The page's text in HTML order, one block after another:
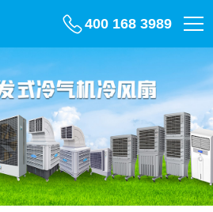
400 168 3989